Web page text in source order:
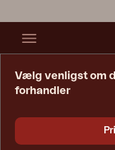
Vælg venligst om
forhandler